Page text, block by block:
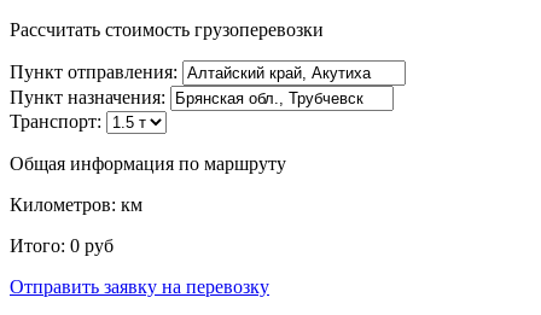
Рассчитать стоимость грузоперевозки
Пункт отправления:
Пункт назначения:
Транспорт:
Общая информация по маршруту
Километров: км
Итого: 0 руб
Отправить заявку на перевозку